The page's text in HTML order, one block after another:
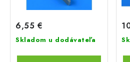
6,55 €
Skladom u dodávateľa